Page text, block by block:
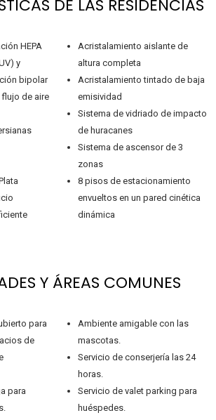
DE LAS RESIDENCIAS
HEPA
y
bipolar
de aire
Acristalamiento aislante de
altura completa
Acristalamiento tintado de baja
emisividad
Sistema de vidriado de impacto
de huracanes
Sistema de ascensor de 3
zonas
8 pisos de estacionamiento
envueltos en un pared cinética
dinámica
Y ÁREAS COMUNES
para
de
para
Ambiente amigable con las
mascotas.
Servicio de conserjería las 24
horas.
Servicio de valet parking para
huéspedes.